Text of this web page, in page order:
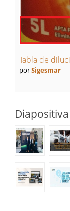
Tabla de
porSigesmar